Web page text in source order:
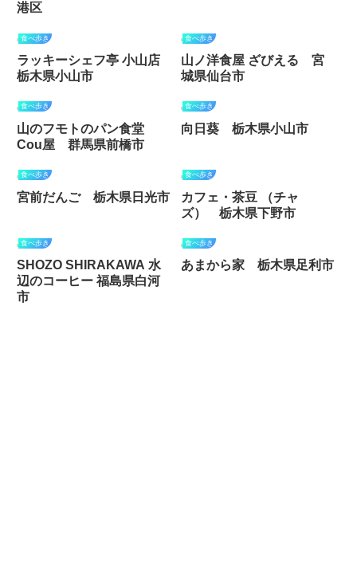
港区
食べ歩き
ラッキーシェフ亭 小山店
栃木県小山市
食べ歩き
山ノ洋食屋 ざびえる 宮
城県仙台市
食べ歩き
山のフモトのパン食堂
Cou屋 群馬県前橋市
食べ歩き
向日葵 栃木県小山市
食べ歩き
宮前だんご 栃木県日光市
食べ歩き
カフェ・茶豆 （チャ
ズ） 栃木県下野市
食べ歩き
SHOZO SHIRAKAWA 水
辺のコーヒー 福島県白河
市
食べ歩き
あまから家 栃木県足利市